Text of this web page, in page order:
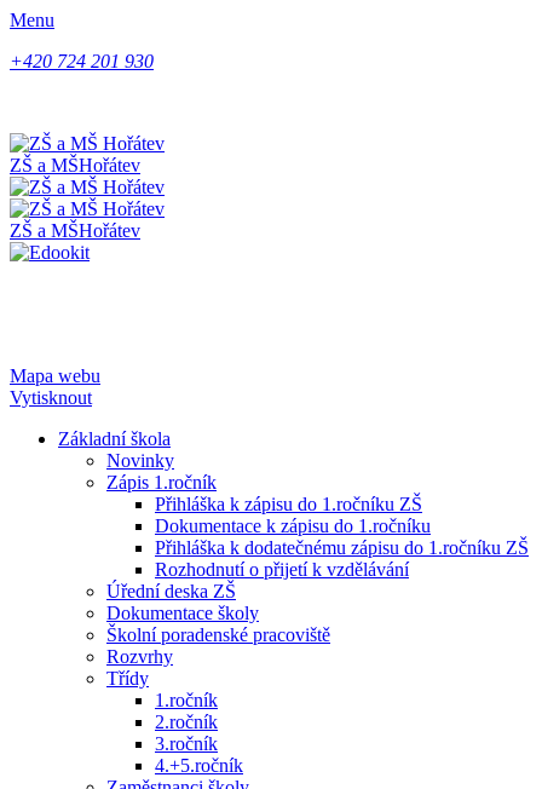
Menu
+420 724 201 930
ZŠ a MŠHořátev
ZŠ a MŠHořátev
Mapa webu
Vytisknout
Základní škola
Novinky
Zápis 1.ročník
Přihláška k zápisu do 1.ročníku ZŠ
Dokumentace k zápisu do 1.ročníku
Přihláška k dodatečnému zápisu do 1.ročníku ZŠ
Rozhodnutí o přijetí k vzdělávání
Úřední deska ZŠ
Dokumentace školy
Školní poradenské pracoviště
Rozvrhy
Třídy
1.ročník
2.ročník
3.ročník
4.+5.ročník